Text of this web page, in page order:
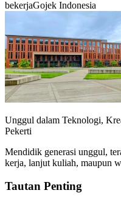
bekerjaGojek Indonesia
Unggul dalam Teknologi,
Pekerti
Mendidik generasi unggul,
kerja, lanjut kuliah, maupun
Tautan Penting